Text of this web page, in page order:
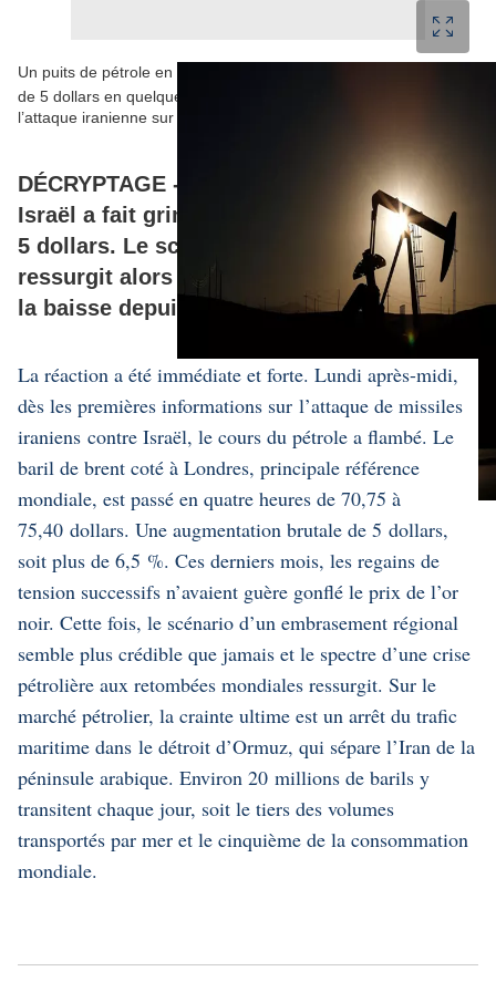
Un puits de pétrole en Californie. Le cours du brent s’est envolé
de 5 dollars en quelques heures le 1
l’attaque iranienne sur Israël.
DÉCRYPTAGE -
L’attaque iranienne sur
Israël a fait grimper le cours du brut de
5 dollars. Le scénario d’un nouveau choc
ressurgit alors que le marché est orienté à
la baisse depuis un an.
La réaction a été immédiate et forte. Lundi après-midi,
dès les premières informations sur l’attaque de missiles
iraniens contre Israël, le cours du pétrole a flambé. Le
baril de brent coté à Londres, principale référence
mondiale, est passé en quatre heures de 70,75 à
75,40 dollars. Une augmentation brutale de 5 dollars,
soit plus de 6,5 %. Ces derniers mois, les regains de
tension successifs n’avaient guère gonflé le prix de l’or
noir. Cette fois, le scénario d’un embrasement régional
semble plus crédible que jamais et le spectre d’une crise
pétrolière aux retombées mondiales ressurgit. Sur le
marché pétrolier, la crainte ultime est un arrêt du trafic
maritime dans le détroit d’Ormuz, qui sépare l’Iran de la
péninsule arabique. Environ 20 millions de barils y
transitent chaque jour, soit le tiers des volumes
transportés par mer et le cinquième de la consommation
mondiale.